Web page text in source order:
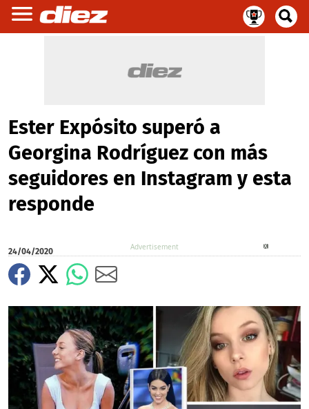
Ester Expósito superó a
Georgina Rodríguez con más
seguidores en Instagram y esta
responde
24/04/2020
X